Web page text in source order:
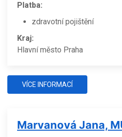
Platba:
zdravotní pojištění
Kraj:
Hlavní město Praha
VÍCE INFORMACÍ
Marvanová Jana,